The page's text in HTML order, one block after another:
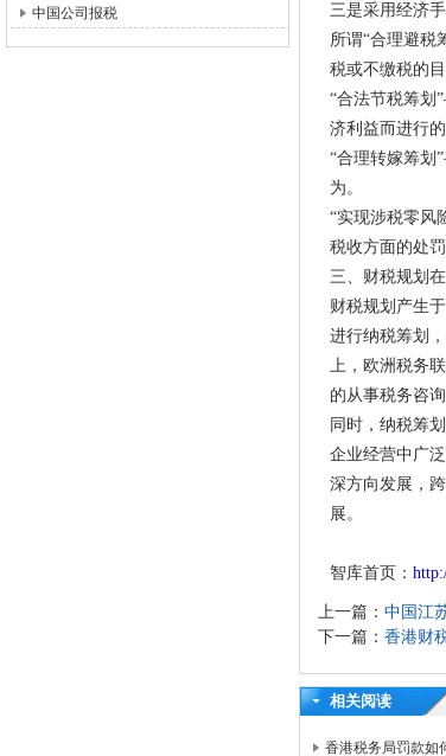
中国公司报税
三是采用经济
所谓“合理避
税或不缴税的
“合法节税筹划
济利益而进行
“合理转嫁筹划
为。
“实现涉税零风
税收方面的处
三、财税规划
财税规划产生
进行纳税筹划
上，欧洲税务
的从事税务咨
同时，纳税筹
企业经营中广
深方向发展，
展。
智库首页：
上一篇： 中国江
下一篇： 香港财
相关阅读
香港税务局罚款如